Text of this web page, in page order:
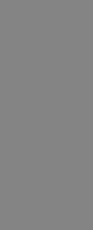
dintre ele sunt
aceste probleme
Totodata,
cu cele ale
din Legea
vor primi